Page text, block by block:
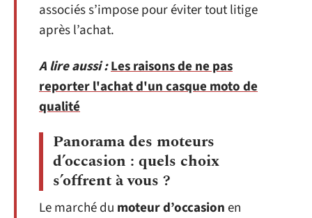
associés s’impose pour éviter tout litige
après l’achat.
A lire aussi :Les raisons de ne pas
reporter l'achat d'un casque moto de
qualité
Panorama des moteurs
d’occasion : quels choix
s’offrent à vous ?
Le marché du moteur d’occasionen